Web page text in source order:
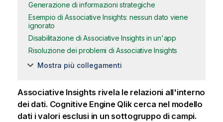
Generazione di informazioni strategiche
Esempio di Associative Insights: nessun dato viene
ignorato
Disabilitazione di Associative Insights in un'app
Risoluzione dei problemi di Associative Insights
Mostra più collegamenti
Associative Insights rivela le relazioni all'interno
dei dati. Cognitive Engine Qlikcerca nel modello
dati i valori esclusi in un sottogruppo di campi.